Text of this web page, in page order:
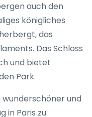
auch den
königliches
das
Das Schloss
und bietet
Park.
wunderschöner und
in Paris zu